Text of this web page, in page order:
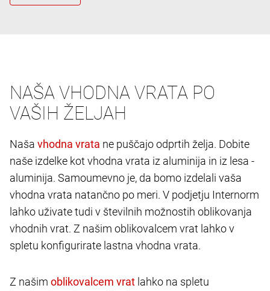
NAŠA VHODNA VRATA PO
VAŠIH ŽELJAH
Naša
ne puščajo odprtih želja. Dobite
naše izdelke kot vhodna vrata iz aluminija in iz lesa -
aluminija. Samoumevno je, da bomo izdelali vaša
vhodna vrata natančno po meri. V podjetju Internorm
lahko uživate tudi v številnih možnostih oblikovanja
vhodnih vrat. Z našim oblikovalcem vrat lahko v
spletu konfigurirate lastna vhodna vrata.
Z našim
lahko na spletu